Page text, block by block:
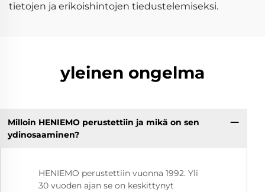
tietojen ja erikoishintojen tiedustelemiseksi.
yleinen ongelma
Milloin HENIEMO perustettiin ja mikä on sen
ydinosaaminen?
HENIEMO perustettiin vuonna 1992. Yli
30 vuoden ajan se on keskittynyt